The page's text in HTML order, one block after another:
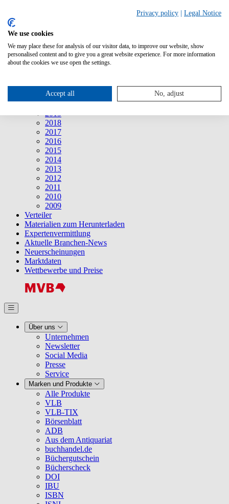
Mitteilungen
2026
2025
2024
2022
2021
2020
2019
2018
2017
2016
2015
2014
2013
2012
2011
2010
2009
Verteiler
Materialien zum Herunterladen
Expertenvermittlung
Aktuelle Branchen-News
Neuerscheinungen
Marktdaten
Wettbewerbe und Preise
Über uns
Unternehmen
Newsletter
Social Media
Presse
Service
Marken und Produkte
Alle Produkte
VLB
VLB-TIX
Börsenblatt
ADB
Aus dem Antiquariat
buchhandel.de
Büchergutschein
Bücherscheck
DOI
IBU
ISBN
Privacy policy Legal Notice
We use cookies
We may place these for analysis of our visitor data, to improve our website, show
personalised content and to give you a great website experience. For more information
about the cookies we use open the settings.
Accept all No, adjust